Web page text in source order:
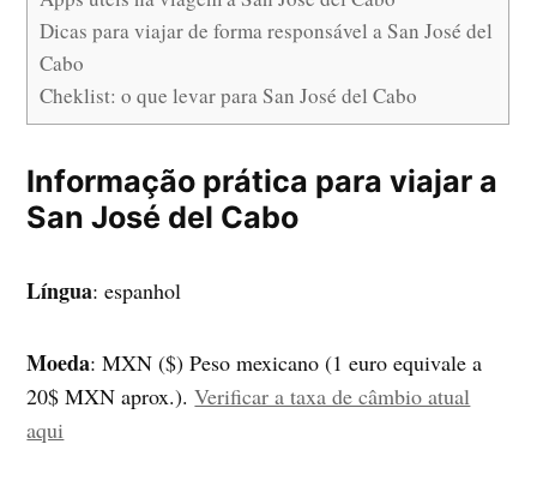
Dicas para viajar de forma responsável a San José del
Cabo
Cheklist: o que levar para San José del Cabo
Informação prática para viajar a
San José del Cabo
Língua: espanhol
Moeda: MXN ($) Peso mexicano (1 euro equivale a
20$ MXN aprox.).Verificar a taxa de câmbio atual
aqui